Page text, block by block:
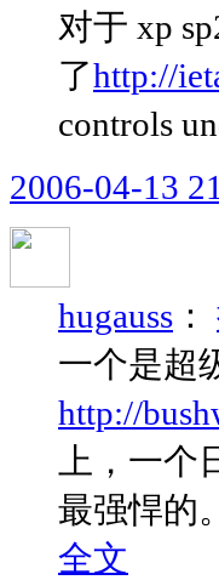
对于 xp
了http://
controls
2006-04-13
hugauss ：
一个是超
http://
上，一
最强悍的
全文